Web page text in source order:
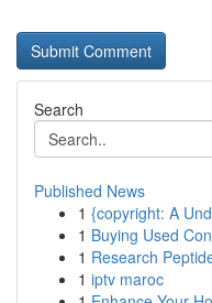
Search
Published News
1 {copyright: A
1 Buying Used
1 Research
1 iptv maroc